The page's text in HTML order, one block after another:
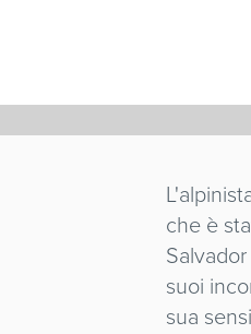
che è
suoi
sua